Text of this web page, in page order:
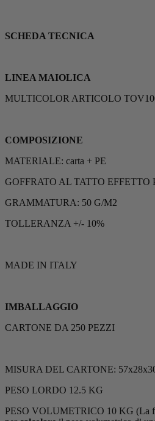
SCHEDA TECNICA
LINEA MAIOLICA
MULTICOLOR ARTICOLO
COMPOSIZIONE
MATERIALE: carta + PE
GOFFRATO AL TATTO EFFETTO
GRAMMATURA: 50 G/M2
TOLLERANZA +/- 10%
MADE IN ITALY
IMBALLAGGIO
CARTONE DA 250 PEZZI
MISURA DEL CARTONE:
PESO LORDO 12.5 KG
PESO VOLUMETRICO 10 KG (La